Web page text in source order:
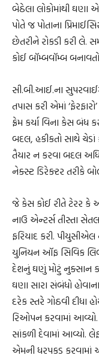
બેઠેલા લોકોમાંથી ઘણા
પોતે જ પોતાના
છેતરીને રોકડી કરી લે.
કોઈ બૉમ્બવૉમ્બ
સી.બી.આઈ.ના
તપાસ કરી એમાં
ફ્રેમ કર્યા વિના કેસ બંધ
બદલ, હકીકતો સાથે ચેડાં
તૈયાર ન કરવા બદલ
નેક્સ્ટ ડિરેક્ટર તરીકે
જે કેસ કોઈ રીતે ટેરર કે
નાઉ એન્ટર્સ તીસ્તા
ફરિયાદ કરી.
યુનિયન ઑફ સિવિક
દેશનું ઘણું મોટું નુક્સાન
ઘણા સારા સંબંધો
દરેક સ્તરે ગોઠવી દીધા
રિઓપન કરવામાં
સાંકળી દેવામાં આવ્યો.
એમની ધરપકડ